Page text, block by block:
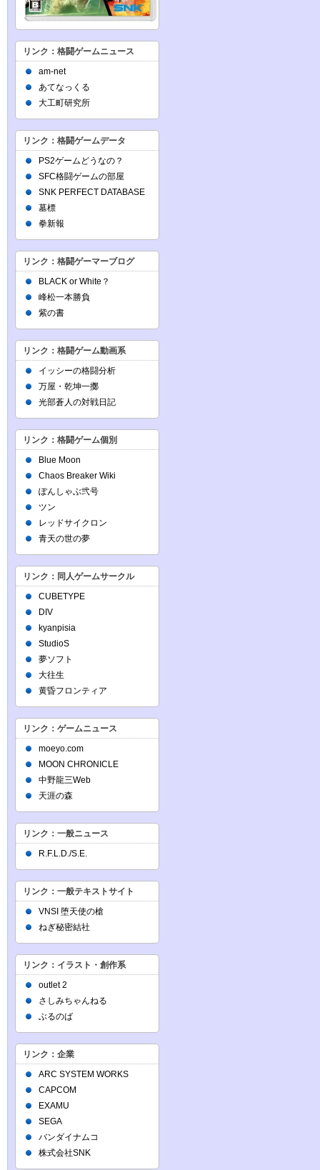
リンク：格闘ゲームニュース
am-net
あてなっくる
大工町研究所
リンク：格闘ゲームデータ
PS2ゲームどうなの？
SFC格闘ゲームの部屋
SNK PERFECT DATABASE
墓標
拳新報
リンク：格闘ゲーマーブログ
BLACK or White？
峰松一本勝負
紫の書
リンク：格闘ゲーム動画系
イッシーの格闘分析
万屋・乾坤一擲
光部蒼人の対戦日記
リンク：格闘ゲーム個別
Blue Moon
Chaos Breaker Wiki
ぽんしゃぶ弐号
ツン
レッドサイクロン
青天の世の夢
リンク：同人ゲームサークル
CUBETYPE
DIV
kyanpisia
StudioS
夢ソフト
大往生
黄昏フロンティア
リンク：ゲームニュース
moeyo.com
MOON CHRONICLE
中野龍三Web
天涯の森
リンク：一般ニュース
R.F.L.D./S.E.
リンク：一般テキストサイト
VNSI 堕天使の槍
ねぎ秘密結社
リンク：イラスト・創作系
outlet 2
さしみちゃんねる
ぶるのば
リンク：企業
ARC SYSTEM WORKS
CAPCOM
EXAMU
SEGA
バンダイナムコ
株式会社SNK